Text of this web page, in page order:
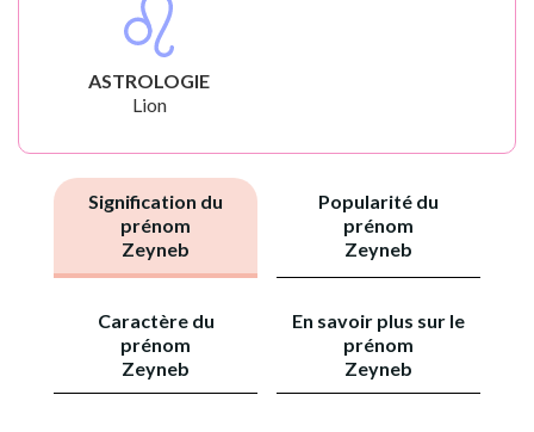
ASTROLOGIE
Lion
Signification du
prénom
Zeyneb
Popularité du
prénom
Zeyneb
Caractère du
prénom
Zeyneb
En savoir plus sur le
prénom
Zeyneb